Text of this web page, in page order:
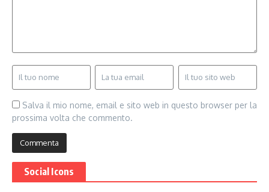
Salva il mio nome, email e sito web in questo browser per la
prossima volta che commento.
Social Icons